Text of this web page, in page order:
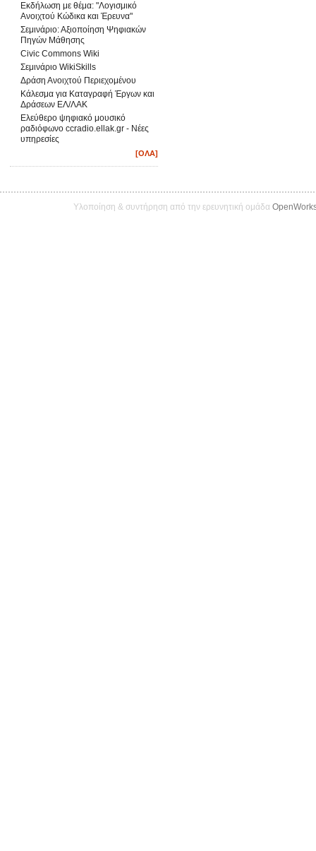
Εκδήλωση με θέμα: "Λογισμικό
Ανοιχτού Κώδικα και Έρευνα"
Σεμινάριο: Αξιοποίηση Ψηφιακών
Πηγών Μάθησης
Civic Commons Wiki
Σεμινάριο WikiSkills
Δράση Ανοιχτού Περιεχομένου
Κάλεσμα για Καταγραφή Έργων και
Δράσεων ΕΛ/ΛΑΚ
Ελεύθερο ψηφιακό μουσικό
ραδιόφωνο ccradio.ellak.gr - Νέες
υπηρεσίες
[ΟΛΑ]
Υλοποίηση & συντήρηση από την ερευνητική ομάδα